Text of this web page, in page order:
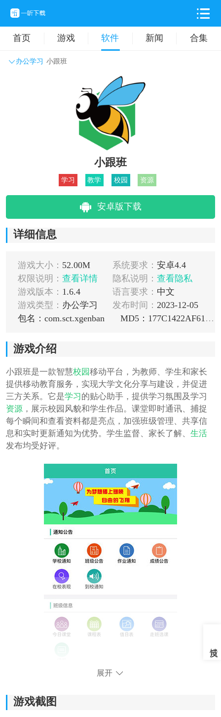
首页 游戏 软件 新闻 合集
办公学习 小跟班
旅游出行
拍摄美化 时尚购物
小跟班
学习 教学 校园 资源
安卓版下载
详细信息
游戏大小： 52.00M 系统要求： 安卓4.4
权限说明： 查看详情 隐私说明： 查看隐私
游戏版本： 1.6.4 语言要求： 中文
游戏类型： 办公学习 发布时间： 2023-12-05
包名：com.sct.xgenban
MD5：177C1422AF618FA3C451063FA7CB33DB
游戏介绍
小跟班是一款智慧校园移动平台，为教师、学生和家长
提供移动教育服务，实现大学文化分享与建设，并促进
三方关系。它是学习的贴心助手，提供学习氛围及学习
资源，展示校园风貌和学生作品。课堂即时通讯、捕捉
每个瞬间和查看资料都是亮点，加强班级管理、共享信
息和实时更新通知为优势。学生监督、家长了解、 生活
发布均受好评。
《小跟班》功能指南：
展开
游戏截图